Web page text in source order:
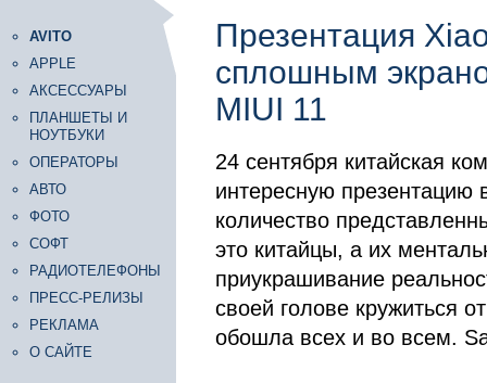
AVITO
APPLE
АКСЕССУАРЫ
ПЛАНШЕТЫ И
НОУТБУКИ
ОПЕРАТОРЫ
АВТО
ФОТО
СОФТ
РАДИОТЕЛЕФОНЫ
ПРЕСС-РЕЛИЗЫ
РЕКЛАМА
О САЙТЕ
Презентация
сплошным
MIUI 11
24 сентября китайская
интересную презентацию
количество
это китайцы, а их
приукрашивание
своей голове кружиться
обошла всех и во всем.